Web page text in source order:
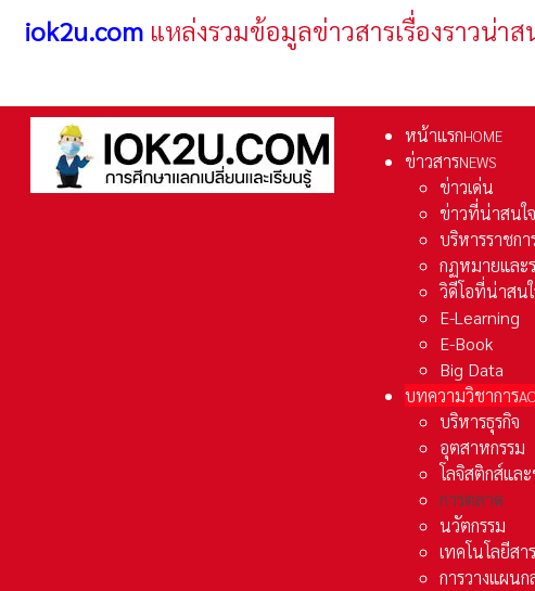
iok2u.com แหล่งรวมข้อมูลข่าวสารเรื่องราวน่า
หน้าแรกHOME
ข่าวสารNEWS
ข่าวเด่น
ข่าวที่น่าสนใจ
บริหารราชกา
กฏหมายและร
วิดีโอที่น่าสน
E-Learning
E-Book
Big Data
บทความวิชาการ
บริหารธุรกิจ
อุตสาหกรรม
โลจิสติกส์แล
การตลาด
นวัตกรรม
เทคโนโลยีสา
การวางแผน